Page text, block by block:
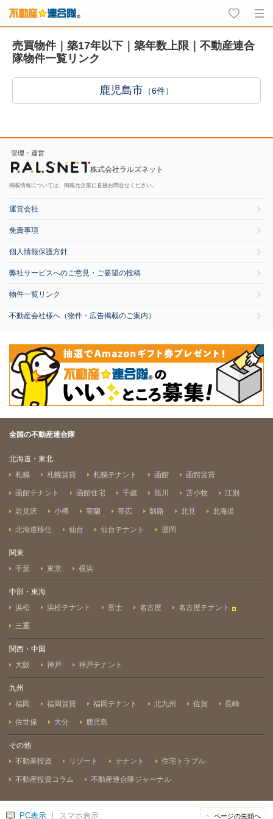
売買物件｜築17年以下｜築年数上限｜不動産連合
隊物件一覧リンク
鹿児島市 （6件）
管理・運営
株式会社ラルズネット
掲載情報については、掲載元企業に直接お問合せください。
運営会社
免責事項
個人情報保護方針
弊社サービスへのご意見・ご要望の投稿
物件一覧リンク
不動産会社様へ（物件・広告掲載のご案内）
全国の不動産連合隊
北海道・東北
札幌
札幌賃貸 札幌テナント 函館 函館賃貸
函館テナント 函館住宅 千歳 旭川 苫小牧 江別
岩見沢 小樽 室蘭 帯広 釧路 北見 北海道
北海道移住 仙台 仙台テナント 盛岡
関東
千葉
東京 横浜
中部・東海
浜松
浜松テナント 富士 名古屋 名古屋テナント
三重
関西・中国
大阪
神戸 神戸テナント
九州
福岡
福岡賃貸 福岡テナント 北九州 佐賀 長崎
佐世保 大分 鹿児島
その他
不動産投資
リゾート テナント 住宅トラブル
不動産投資コラム 不動産連合隊ジャーナル
PC表示 ｜ スマホ表示 ページの先頭へ